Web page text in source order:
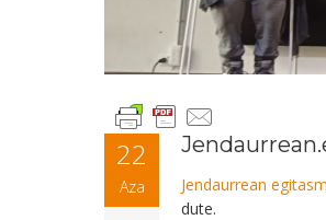
22
Aza Jendaurrean
dute.